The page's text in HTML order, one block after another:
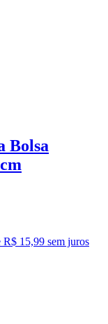
Bolsa
R$ 15,99 sem juros